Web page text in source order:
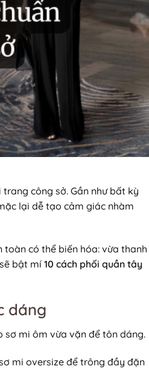
công sở. Gần như bất kỳ
lại dễ tạo cảm giác nhàm
có thể biến hóa: vừa thanh
bật mí 10 cách phối quần tây
dáng
sơ mi ôm vừa vặn để tôn dáng.
mi oversize để trông đầy đặn